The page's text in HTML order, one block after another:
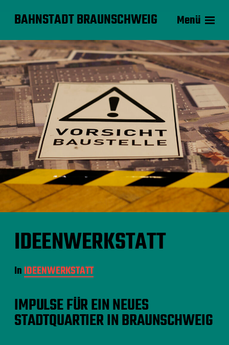
BAHNSTADT BRAUNSCHWEIG Menü
IDEENWERKSTATT
InIDEENWERKSTATT
IMPULSE FÜR EIN NEUES
STADTQUARTIER IN BRAUNSCHWEIG